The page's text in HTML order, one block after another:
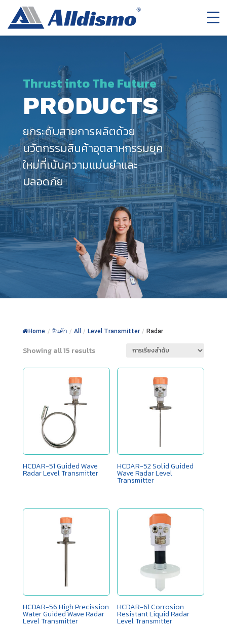
Thrust into The Future
PRODUCTS
ยกระดับสายการผลิตด้วย
นวัตกรรมสินค้าอุตสาหกรรมยุค
ใหม่ที่เน้นความแม่นยำและ
ปลอดภัย
Home / สินค้า / All / Level Transmitter / Radar
Showing all 15 results
HCDAR-51 Guided Wave
Radar Level Transmitter
HCDAR-52 Solid Guided
Wave Radar Level
Transmitter
HCDAR-56 High Precission
Water Guided Wave Radar
Level Transmitter
HCDAR-61 ​Corrosion
Resistant Liquid Radar
Level Transmitter